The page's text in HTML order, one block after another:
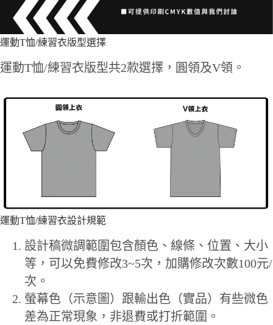
運動T恤/練習衣版型選擇
運動T恤/練習衣版型共2款選擇，圓領及V領。
運動T恤/練習衣設計規範
設計稿微調範圍包含顏色、線條、位置、大小
等，可以免費修改3~5次，加購修改次數100元/
次。
螢幕色（示意圖）跟輸出色（實品）有些微色
差為正常現象，非退費或打折範圍。